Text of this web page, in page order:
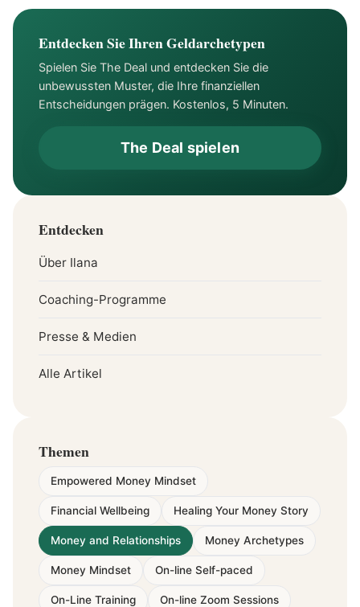
Entdecken Sie Ihren Geldarchetypen
Spielen Sie The Deal und entdecken Sie die
unbewussten Muster, die Ihre finanziellen
Entscheidungen prägen. Kostenlos, 5 Minuten.
The Deal spielen
Entdecken
Über Ilana
Coaching-Programme
Presse & Medien
Alle Artikel
Themen
Empowered Money Mindset
Financial Wellbeing Healing Your Money Story
Money and Relationships Money Archetypes
Money Mindset On-line Self-paced
On-Line Training On-line Zoom Sessions